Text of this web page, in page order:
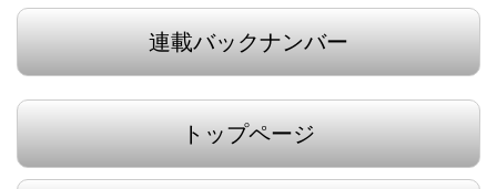
連載バックナンバー
トップページ